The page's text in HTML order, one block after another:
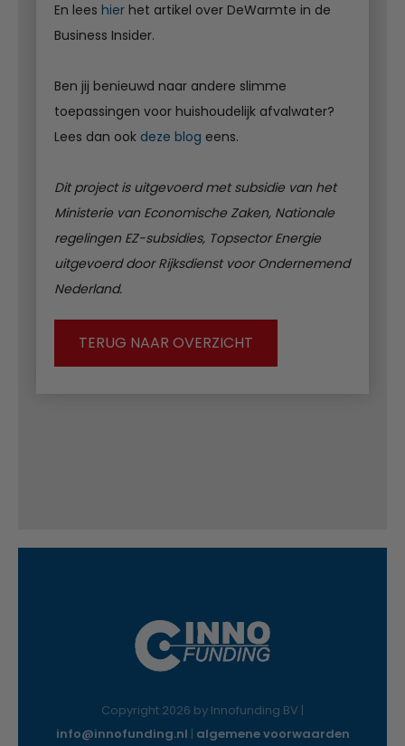
En lees hier het artikel over DeWarmte in de
Business Insider.
Ben jij benieuwd naar andere slimme
toepassingen voor huishoudelijk afvalwater?
Lees dan ook deze blog eens.
Dit project is uitgevoerd met subsidie van het
Ministerie van Economische Zaken, Nationale
regelingen EZ-subsidies, Topsector Energie
uitgevoerd door Rijksdienst voor Ondernemend
Nederland.
TERUG NAAR OVERZICHT
Copyright 2026 by Innofunding BV |
info@innofunding.nl | algemene voorwaarden